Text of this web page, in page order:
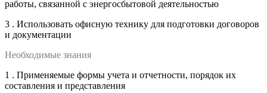
работы, связанной с энергосбытовой деятельностью
3 . Использовать офисную технику для подготовки договоров
и документации
Необходимые знания
1 . Применяемые формы учета и отчетности, порядок их
составления и представления